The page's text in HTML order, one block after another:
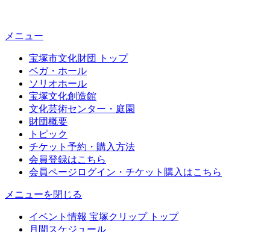
メニュー
宝塚市文化財団 トップ
ベガ・ホール
ソリオホール
宝塚文化創造館
文化芸術センター・庭園
財団概要
トピック
チケット予約・購入方法
会員登録はこちら
会員ページログイン・チケット購入はこちら
メニューを閉じる
イベント情報 宝塚クリップ トップ
月間スケジュール